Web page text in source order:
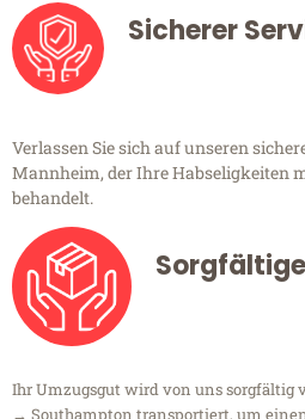
Sicherer
Verlassen Sie sich auf unseren
Mannheim, der Ihre Habseligkeiten
behandelt.
Ihr Umzugsgut wird von uns